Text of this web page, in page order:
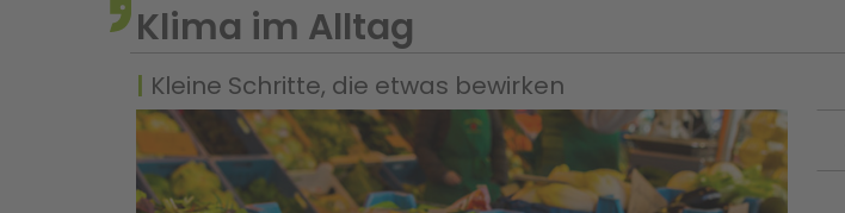
Klima im Alltag
Kleine Schritte, die etwas bewirken